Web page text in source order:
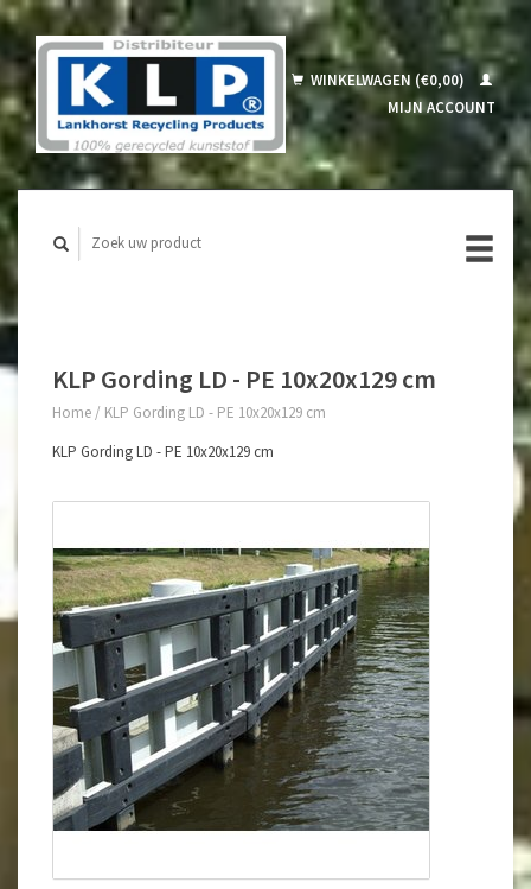
WINKELWAGEN (€0,00)
MIJN ACCOUNT
KLP Gording LD - PE 10x20x129 cm
Home / KLP Gording LD - PE 10x20x129 cm
KLP Gording LD - PE 10x20x129 cm